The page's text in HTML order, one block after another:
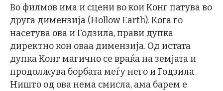
Во филмов има и сцени во кои Конг патува во
друга димензија (Hollow Earth). Кога го
насетува ова и Годзила, прави дупка
директно кон оваа димензија. Од истата
дупка Конг магично се враќа на земјата и
продолжува борбата меѓу него и Годзила.
Ништо од ова нема смисла, ама барем е